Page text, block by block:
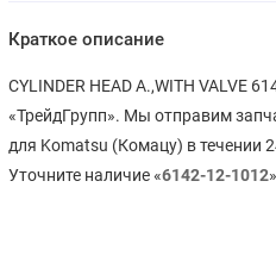
Краткое описание
CYLINDER HEAD A.,WITH VALVE
«ТрейдГрупп». Мы отправим
для Komatsu (Комацу) в течении
Уточните наличие «6142-12-1012